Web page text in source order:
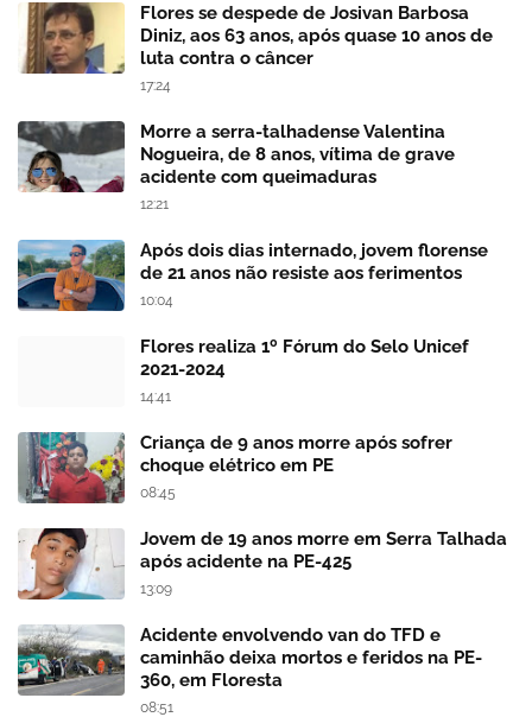
Flores se despede de Josivan Barbosa
Diniz, aos 63 anos, após quase 10 anos de
luta contra o câncer
17:24
Morre a serra-talhadense Valentina
Nogueira, de 8 anos, vítima de grave
acidente com queimaduras
12:21
Após dois dias internado, jovem florense
de 21 anos não resiste aos ferimentos
10:04
Flores realiza 1º Fórum do Selo Unicef
2021-2024
14:41
Criança de 9 anos morre após sofrer
choque elétrico em PE
08:45
Jovem de 19 anos morre em Serra Talhada
após acidente na PE-425
13:09
Acidente envolvendo van do TFD e
caminhão deixa mortos e feridos na PE-
360, em Floresta
08:51